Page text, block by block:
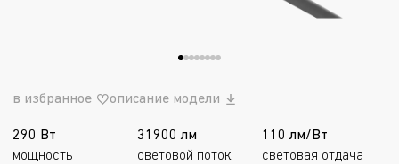
в избранное описание модели
290 Вт
мощность
31900 лм
световой поток
110 лм/Вт
световая отдача